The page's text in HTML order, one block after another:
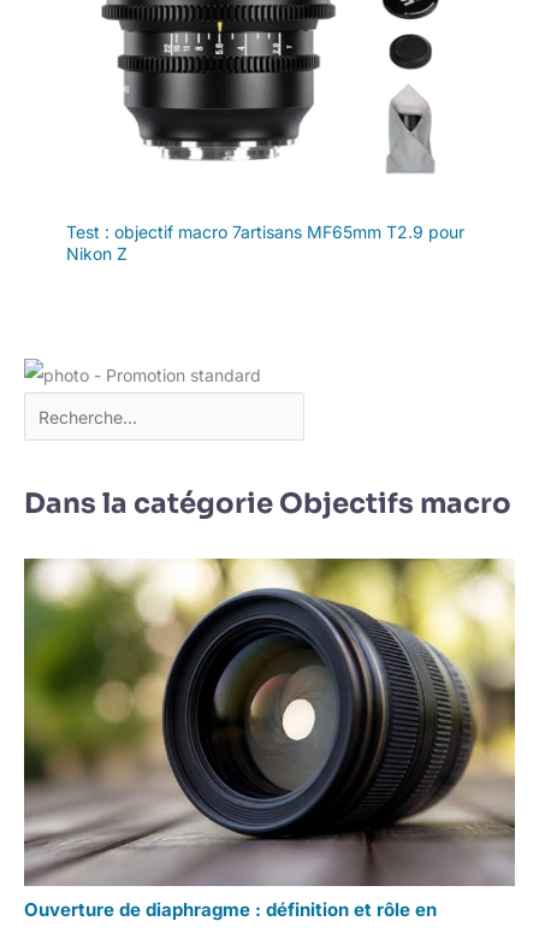
Test : objectif macro 7artisans MF65mm T2.9 pour
Nikon Z
Dans la catégorie Objectifs macro
Ouverture de diaphragme : définition et rôle en